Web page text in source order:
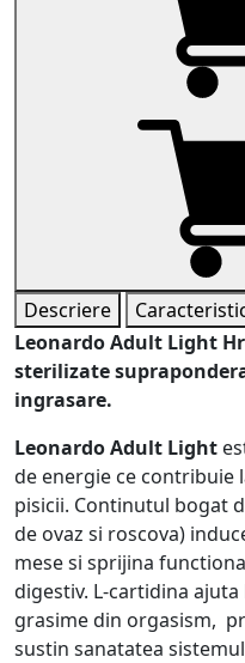
Descriere
Leonardo Adult Light
sterilizate
ingrasare.
Leonardo Adult Light
de energie ce contribuie
pisicii. Continutul bogat
de ovaz si roscova)
mese si sprijina
digestiv. L-cartidina
grasime din orgasism,
sustin sanatatea